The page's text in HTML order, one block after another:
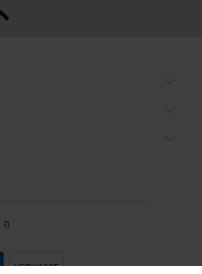
2)
VORKASSE